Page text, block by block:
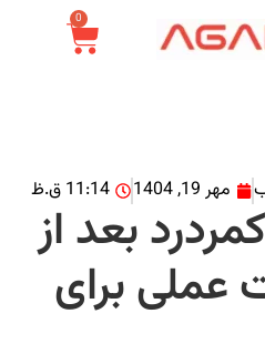
مهر 19, 1404 11:14 ق.ظ
بعد از
برای